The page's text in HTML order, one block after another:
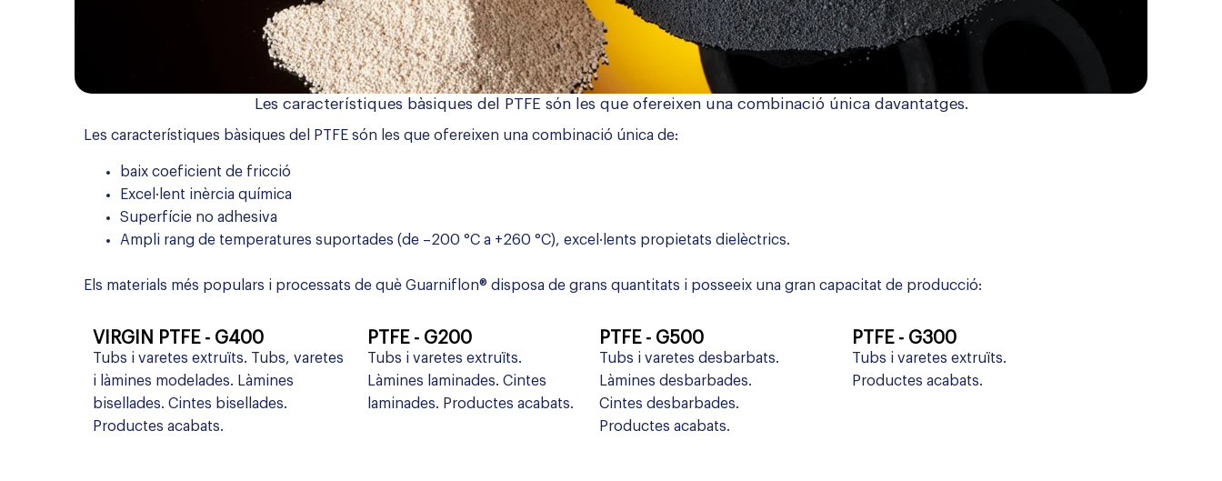
Les característiques bàsiques del PTFE són les que ofereixen una combinació única davantatges.
Les característiques bàsiques del PTFE són les que ofereixen una combinació única de:
baix coeficient de fricció
Excel·lent inèrcia química
Superfície no adhesiva
Ampli rang de temperatures suportades (de –200 °C a +260 °C), excel·lents propietats dielèctrics.
Els materials més populars i processats de què Guarniflon® disposa de grans quantitats i posseeix una gran capacitat de producció:
VIRGIN PTFE - G400
Tubs i varetes extruïts. Tubs, varetes
i làmines modelades. Làmines
bisellades. Cintes bisellades.
Productes acabats.
PTFE - G200
Tubs i varetes extruïts.
Làmines laminades. Cintes
laminades. Productes acabats.
PTFE - G500
Tubs i varetes desbarbats.
Làmines desbarbades.
Cintes desbarbades.
Productes acabats.
PTFE - G300
Tubs i varetes extruïts.
Productes acabats.